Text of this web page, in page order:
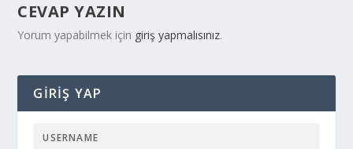
CEVAP YAZIN
Yorum yapabilmek için giriş yapmalısınız.
GIRIŞ YAP